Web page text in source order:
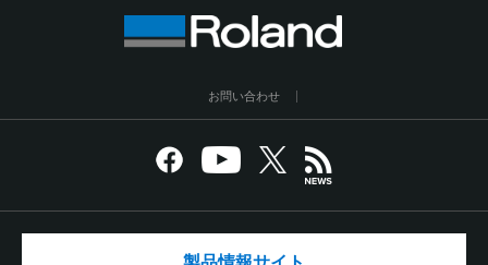
お問い合わせ